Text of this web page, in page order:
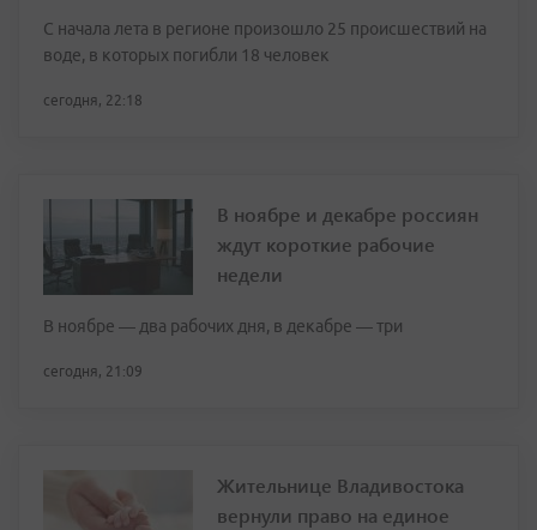
С начала лета в регионе произошло 25 происшествий на
воде, в которых погибли 18 человек
сегодня, 22:18
В ноябре и декабре россиян
ждут короткие рабочие
недели
В ноябре — два рабочих дня, в декабре — три
сегодня, 21:09
Жительнице Владивостока
вернули право на единое